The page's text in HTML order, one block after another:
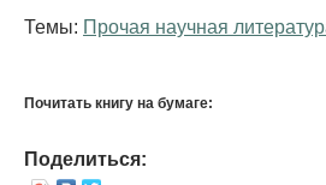
Темы: Прочая научная
Почитать книгу на бумаге:
Поделиться: